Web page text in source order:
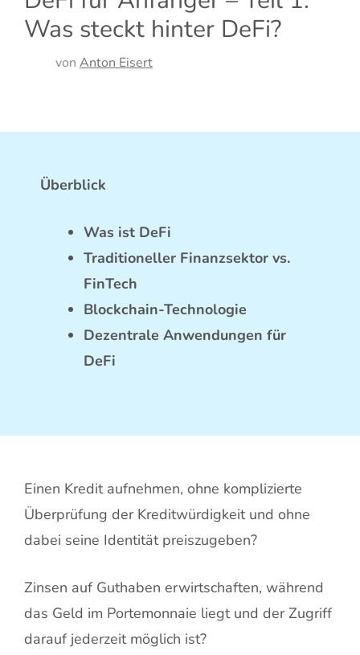
Was steckt hinter DeFi?
von Anton Eisert
Überblick
Was ist DeFi
Traditioneller Finanzsektor vs.
FinTech
Blockchain-Technologie
Dezentrale Anwendungen für
DeFi
Einen Kredit aufnehmen, ohne komplizierte
Überprüfung der Kreditwürdigkeit und ohne
dabei seine Identität preiszugeben?
Zinsen auf Guthaben erwirtschaften, während
das Geld im Portemonnaie liegt und der Zugriff
darauf jederzeit möglich ist?